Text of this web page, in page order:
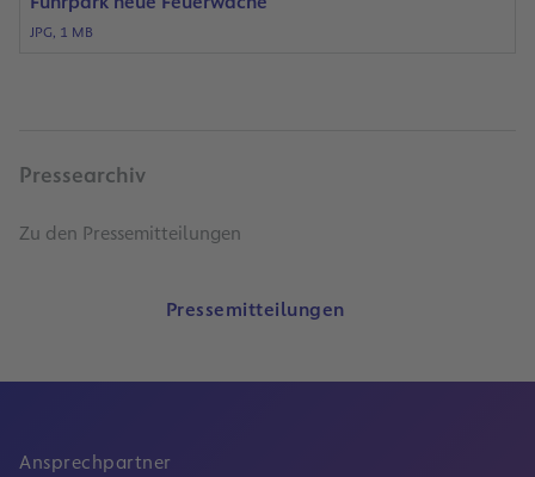
JPG, 1 MB
Pressearchiv
Zu den Pressemitteilungen
Pressemitteilungen
Ansprechpartner